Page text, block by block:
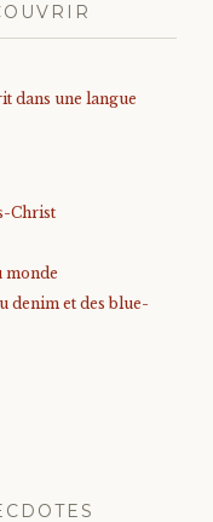
dans une langue
Christ
monde
denim et des blue-